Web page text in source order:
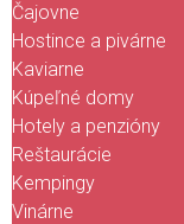
Čajovne
Hostince a pivárne
Kaviarne
Kúpeľné domy
Hotely a penzióny
Reštaurácie
Kempingy
Vinárne